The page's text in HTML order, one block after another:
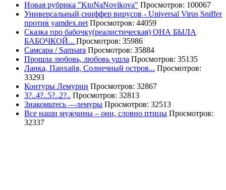
Новая рубрика "KtoNaNovikova" Просмотров: 100067
Универсальный сниффер вирусов - Universal Virus Sniffer
против yamdex.net Просмотров: 44059
Сказка про бабочку(реалистическая) ОНА БЫЛА
БАБОЧКОЙ... Просмотров: 35986
Самсара / Samsara Просмотров: 35884
Прошла любовь, любовь ушла Просмотров: 35135
Ланка, Панхайя, Солнечный остров... Просмотров:
33293
Контуры Лемурии Просмотров: 32867
3?..4?..5?..2?.. Просмотров: 32813
Знакомьтесь —лемуры Просмотров: 32513
Все наши мужчины – они, словно птицы Просмотров:
32337